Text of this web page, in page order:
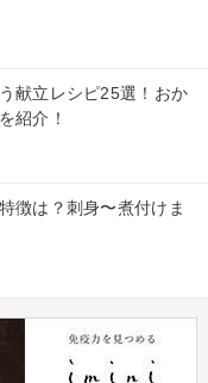
献立レシピ25選！おか
紹介！
徴は？刺身〜煮付けま